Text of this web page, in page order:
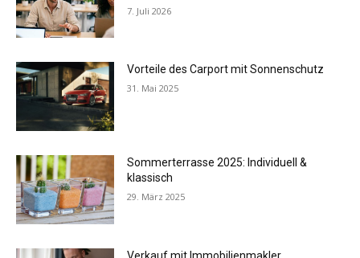
7. Juli 2026
Vorteile des Carport mit Sonnenschutz
31. Mai 2025
Sommerterrasse 2025: Individuell &
klassisch
29. März 2025
Verkauf mit Immobilienmakler